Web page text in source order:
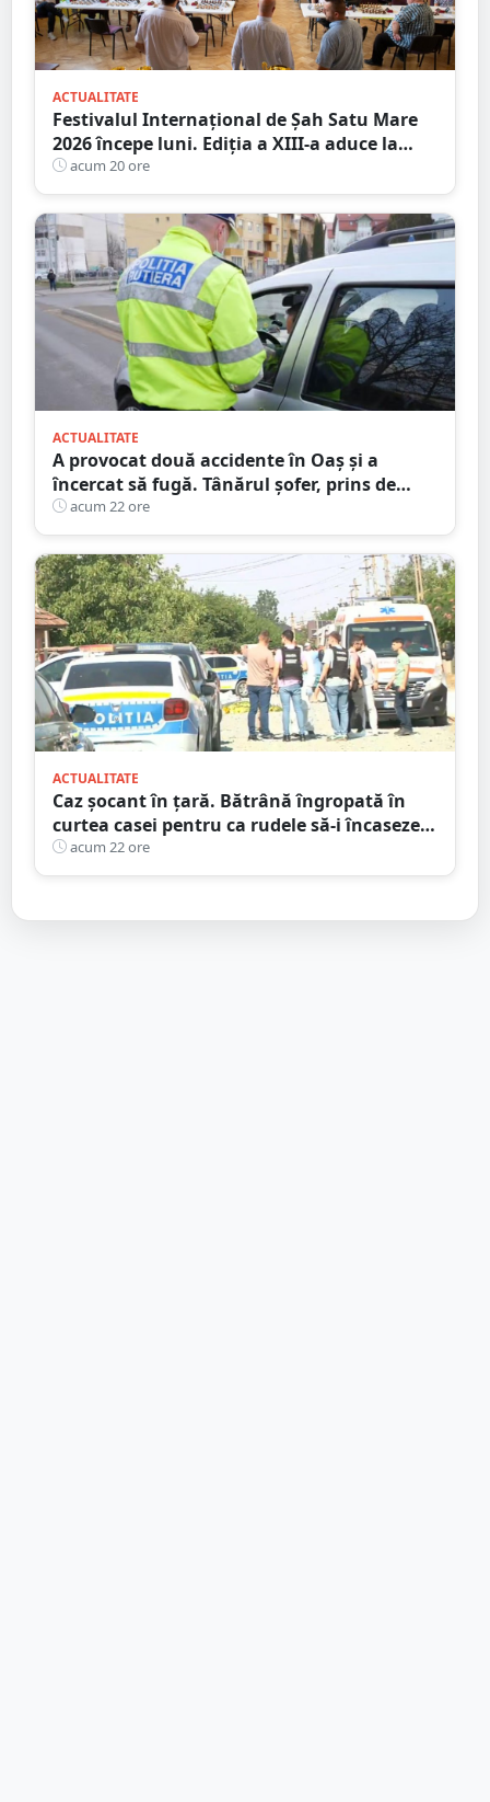
ACTUALITATE
Festivalul Internațional de Șah Satu Mare
2026 începe luni. Ediția a XIII-a aduce la
start peste 120 de participanți și șahiști din
șase țări.
acum 20 ore
ACTUALITATE
A provocat două accidente în Oaș și a
încercat să fugă. Tânărul șofer, prins de
polițiștii sătmăreni. Încălcări grave ale
Codului Rutier
acum 22 ore
ACTUALITATE
Caz șocant în țară. Bătrână îngropată în
curtea casei pentru ca rudele să-i încaseze
pensia
acum 22 ore